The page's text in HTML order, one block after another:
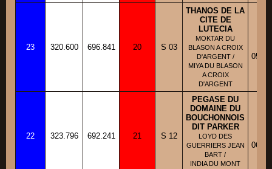
23 320.600 696.841 20 S 03
THANOS DE LA
CITE DE
LUTECIA
MOKTAR DU
BLASON A CROIX
D'ARGENT /
MIYA DU BLASON
A CROIX
D'ARGENT
05/
22 323.796 692.241 21 S 12
PEGASE DU
DOMAINE DU
BOUCHONNOIS
DIT PARKER
LOYD DES
GUERRIERS JEAN
BART /
INDIA DU MONT
06/